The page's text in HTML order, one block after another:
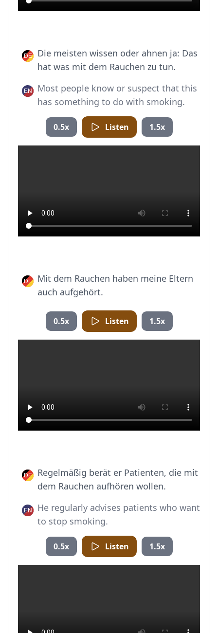
Die meisten wissen oder ahnen ja: Das
hat was mit dem Rauchen zu tun.
Most people know or suspect that this
has something to do with smoking.
0.5x Listen 1.5x
Mit dem Rauchen haben meine Eltern
auch aufgehört.
0.5x Listen 1.5x
Regelmäßig berät er Patienten, die mit
dem Rauchen aufhören wollen.
He regularly advises patients who want
to stop smoking.
0.5x Listen 1.5x